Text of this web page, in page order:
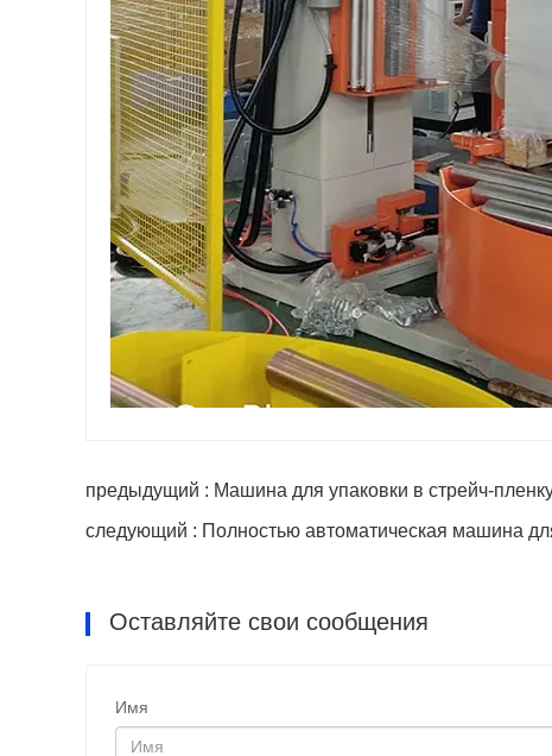
предыдущий : Машина для упаковки в стрейч-
следующий : Полностью автоматическая машина
Оставляйте свои сообщения
Имя